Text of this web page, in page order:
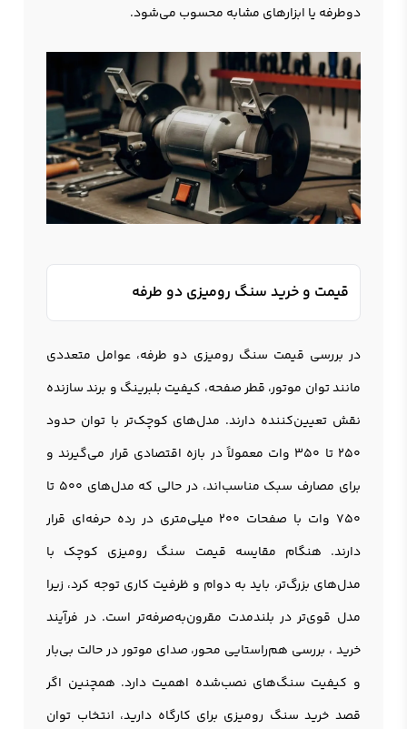
دوطرفه یا ابزارهای مشابه محسوب می‌شود.
قیمت و خرید سنگ رومیزی دو طرفه
در بررسی قیمت سنگ رومیزی دو طرفه، عوامل متعددی
مانند توان موتور، قطر صفحه، کیفیت بلبرینگ و برند سازنده
نقش تعیین‌کننده دارند. مدل‌های کوچک‌تر با توان حدود
250 تا 350 وات معمولاً در بازه اقتصادی قرار می‌گیرند و
برای مصارف سبک مناسب‌اند، در حالی که مدل‌های 500 تا
750 وات با صفحات 200 میلی‌متری در رده حرفه‌ای قرار
دارند. هنگام مقایسه قیمت سنگ رومیزی کوچک با
مدل‌های بزرگ‌تر، باید به دوام و ظرفیت کاری توجه کرد، زیرا
مدل قوی‌تر در بلندمدت مقرون‌به‌صرفه‌تر است. در فرآیند
خرید ، بررسی هم‌راستایی محور، صدای موتور در حالت بی‌بار
و کیفیت سنگ‌های نصب‌شده اهمیت دارد. همچنین اگر
قصد خرید سنگ رومیزی برای کارگاه دارید، انتخاب توان